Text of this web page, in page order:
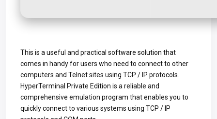
This is a useful and practical software solution that
comes in handy for users who need to connect to other
computers and Telnet sites using TCP / IP protocols.
HyperTerminal Private Edition is a reliable and
comprehensive emulation program that enables you to
quickly connect to various systems using TCP / IP